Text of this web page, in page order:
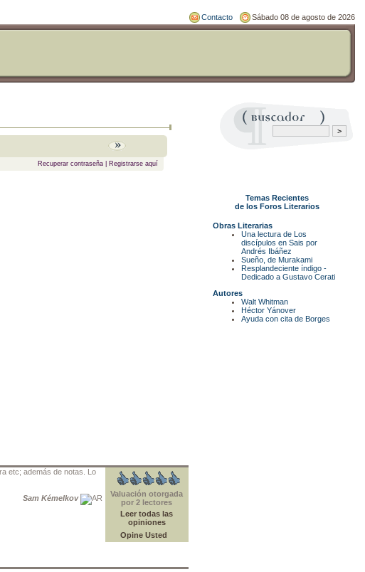
Contacto Sábado 08 de agosto de 2026
Recuperar contraseña| Registrarse aquí
etc; además de notas. Lo
Sam Kémelkov
Valuación otorgada
por 2 lectores
Leer todas las
opiniones
Opine Usted
Temas Recientes
de los Foros Literarios
Obras Literarias
Una lectura de Los
discípulos en Sais por
Andrés Ibáñez
Sueño, de Murakami
Resplandeciente índigo -
Dedicado a Gustavo Cerati
Autores
Walt Whitman
Héctor Yánover
Ayuda con cita de Borges